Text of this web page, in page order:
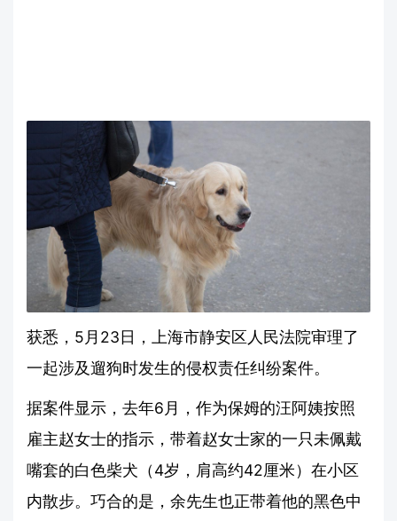
获悉，5月23日，上海市静安区人民法院审理了
一起涉及遛狗时发生的侵权责任纠纷案件。
据案件显示，去年6月，作为保姆的汪阿姨按照
雇主赵女士的指示，带着赵女士家的一只未佩戴
嘴套的白色柴犬（4岁，肩高约42厘米）在小区
内散步。巧合的是，余先生也正带着他的黑色中